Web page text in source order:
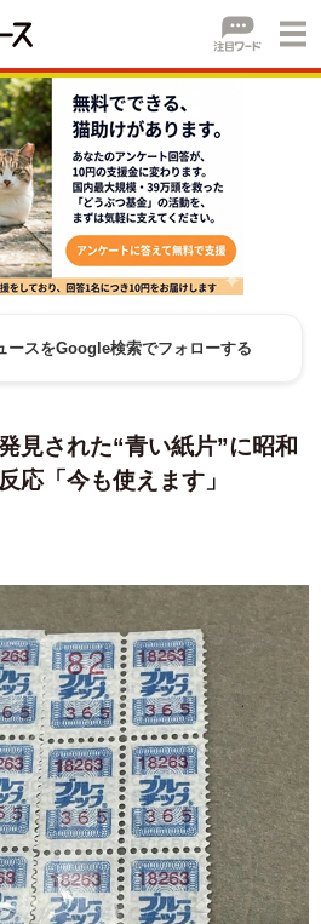
ースをGoogle検索でフォローする
見された“青い紙片”に昭和
「今も使えます」